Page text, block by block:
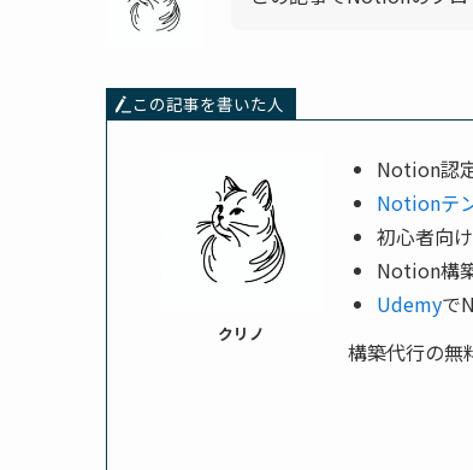
この記事を書いた人
クリノ
Notion認
Notionテ
初心者向
Notion構
Udemyで
構築代行の無